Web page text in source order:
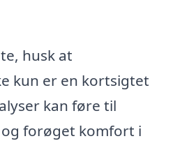
husk at
kun er en kortsigtet
kan føre til
forøget komfort i